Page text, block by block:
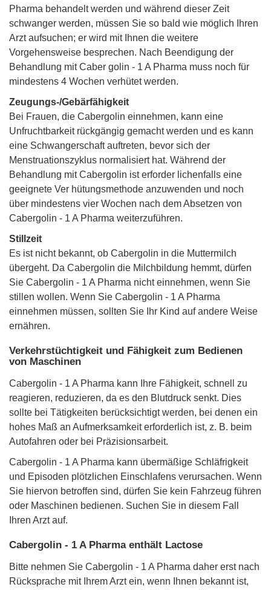
Pharma behandelt werden und während dieser Zeit
schwanger werden, müssen Sie so bald wie möglich Ihren
Arzt aufsuchen; er wird mit Ihnen die weitere
Vorgehensweise besprechen. Nach Beendigung der
Behandlung mit Caber golin - 1 A Pharma muss noch für
mindestens 4 Wochen verhütet werden.
Zeugungs-/Gebärfähigkeit
Bei Frauen, die Cabergolin einnehmen, kann eine
Unfruchtbarkeit rückgängig gemacht werden und es kann
eine Schwangerschaft auftreten, bevor sich der
Menstruationszyklus normalisiert hat. Während der
Behandlung mit Cabergolin ist erforder lichenfalls eine
geeignete Ver hütungsmethode anzuwenden und noch
über mindestens vier Wochen nach dem Absetzen von
Cabergolin - 1 A Pharma weiterzuführen.
Stillzeit
Es ist nicht bekannt, ob Cabergolin in die Muttermilch
übergeht. Da Cabergolin die Milchbildung hemmt, dürfen
Sie Cabergolin - 1 A Pharma nicht einnehmen, wenn Sie
stillen wollen. Wenn Sie Cabergolin - 1 A Pharma
einnehmen müssen, sollten Sie Ihr Kind auf andere Weise
ernähren.
Verkehrstüchtigkeit und Fähigkeit zum Bedienen
von Maschinen
Cabergolin - 1 A Pharma kann Ihre Fähigkeit, schnell zu
reagieren, reduzieren, da es den Blutdruck senkt. Dies
sollte bei Tätigkeiten berücksichtigt werden, bei denen ein
hohes Maß an Aufmerksamkeit erforderlich ist, z. B. beim
Autofahren oder bei Präzisionsarbeit.
Cabergolin - 1 A Pharma kann übermäßige Schläfrigkeit
und Episoden plötzlichen Einschlafens verursachen. Wenn
Sie hiervon betroffen sind, dürfen Sie kein Fahrzeug führen
oder Maschinen bedienen. Suchen Sie in diesem Fall
Ihren Arzt auf.
Cabergolin - 1 A Pharma enthält Lactose
Bitte nehmen Sie Cabergolin - 1 A Pharma daher erst nach
Rücksprache mit Ihrem Arzt ein, wenn Ihnen bekannt ist,